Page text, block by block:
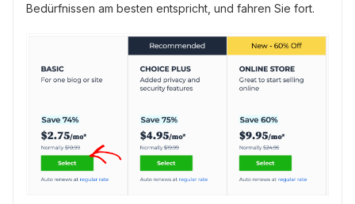
Bedürfnissen am besten entspricht, und fahren Sie fort.